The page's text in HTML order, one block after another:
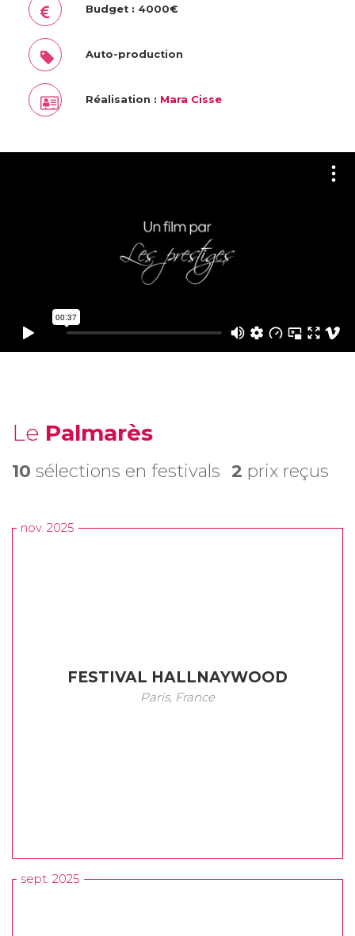
Budget : 4000€
Auto-production
Réalisation : Mara Cisse
Le Palmarès
10 sélections en festivals 2 prix reçus
nov. 2025
FESTIVAL HALLNAYWOOD
Paris, France
sept. 2025